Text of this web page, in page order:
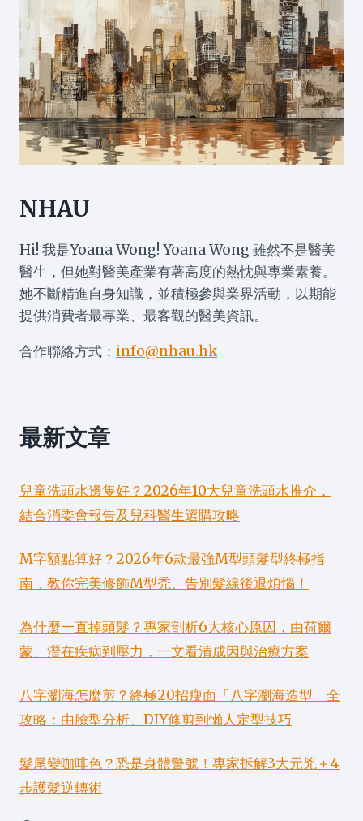
NHAU
Hi! 我是Yoana Wong! Yoana Wong 雖然不是醫美
醫生，但她對醫美產業有著高度的熱忱與專業素養。
她不斷精進自身知識，並積極參與業界活動，以期能
提供消費者最專業、最客觀的醫美資訊。
合作聯絡方式： info@nhau.hk
最新文章
兒童洗頭水邊隻好？2026年10大兒童洗頭水推介，
結合消委會報告及兒科醫生選購攻略
M字額點算好？2026年6款最強M型頭髮型終極指
南，教你完美修飾M型禿、告別髮線後退煩惱！
為什麼一直掉頭髮？專家剖析6大核心原因，由荷爾
蒙、潛在疾病到壓力，一文看清成因與治療方案
八字瀏海怎麼剪？終極20招瘦面「八字瀏海造型」全
攻略：由臉型分析、DIY修剪到懶人定型技巧
髮尾變咖啡色？恐是身體警號！專家拆解3大元兇＋4
步護髮逆轉術